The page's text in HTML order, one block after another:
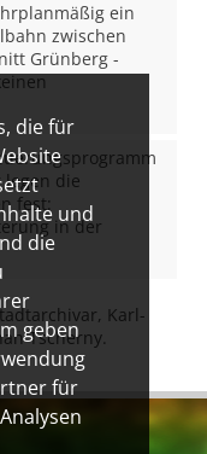
die für
und
die
geben
für
ein
zwischen
Grünberg -
legen die
fest:
in der
Karl-
Tscherny.